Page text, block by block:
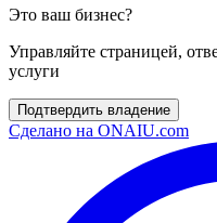
Это ваш бизнес?
Управляйте страницей,
услуги
Подтвердить владение
Сделано на ONAIU.com